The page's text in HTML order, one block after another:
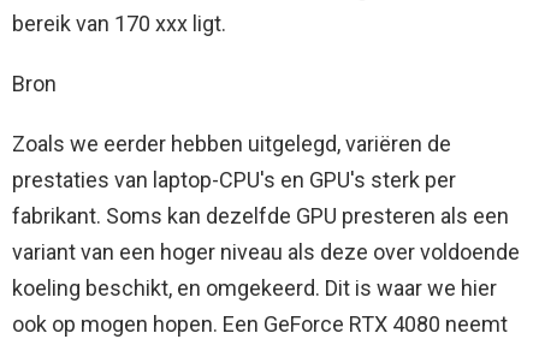
bereik van 170 xxx ligt.
Bron
Zoals we eerder hebben uitgelegd, variëren de
prestaties van laptop-CPU's en GPU's sterk per
fabrikant. Soms kan dezelfde GPU presteren als een
variant van een hoger niveau als deze over voldoende
koeling beschikt, en omgekeerd. Dit is waar we hier
ook op mogen hopen. Een GeForce RTX 4080 neemt